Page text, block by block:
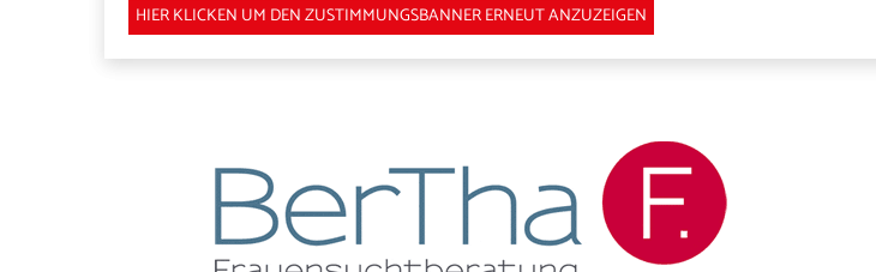
HIER KLICKEN UM DEN ZUSTIMMUNGSBANNER ERNEUT ANZUZEIGEN